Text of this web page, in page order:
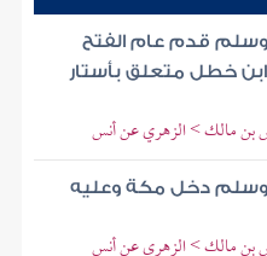
وسلم قدم عام الفتح
خطل متعلق بأستار
بن مالك > الزهري عن أنس
وسلم دخل مكة وعليه
بن مالك > الزهري عن أنس